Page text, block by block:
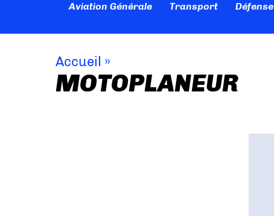
Aviation Générale Transport Défense
Accueil »
MOTOPLANEUR